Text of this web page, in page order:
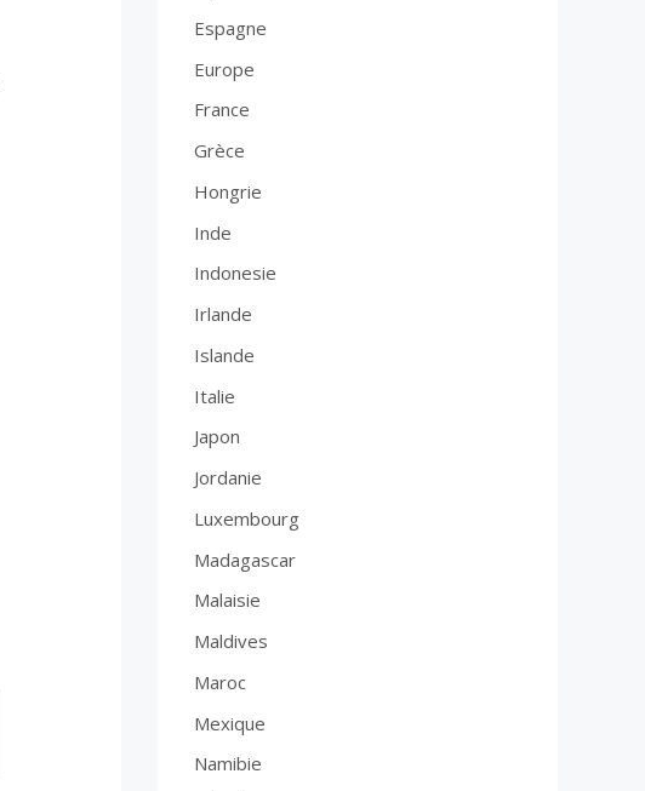
Espagne
Europe
France
Grèce
Hongrie
Inde
Indonesie
Irlande
Islande
Italie
Japon
Jordanie
Luxembourg
Madagascar
Malaisie
Maldives
Maroc
Mexique
Namibie